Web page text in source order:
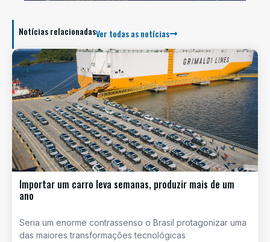
Notícias relacionadasVer todas as notícias
Importar um carro leva semanas, produzir mais de um
ano
Seria um enorme contrassenso o Brasil protagonizar uma
das maiores transformações tecnológicas